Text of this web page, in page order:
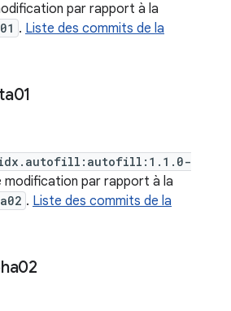
par rapport à la
. Liste des commits de la
modification par rapport à la
. Liste des commits de la